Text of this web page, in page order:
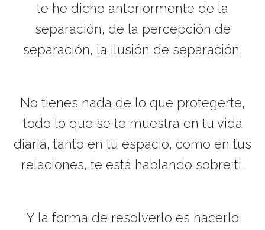
te he dicho anteriormente de la
separación, de la percepción de
separación, la ilusión de separación.
No tienes nada de lo que protegerte,
todo lo que se te muestra en tu vida
diaria, tanto en tu espacio, como en tus
relaciones, te está hablando sobre ti.
Y la forma de resolverlo es hacerlo